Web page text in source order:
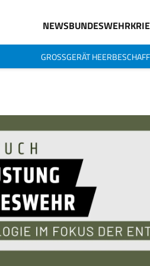
NEWSBUNDESWEHR
GROSSGERÄT HEER